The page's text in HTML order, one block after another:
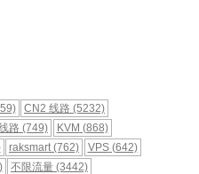
CN2 线路 (5232)
路 (749) KVM (868)
raksmart(762) VPS(642)
不限流量 (3442)